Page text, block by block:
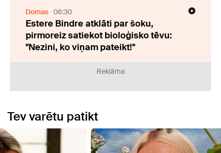
Domas 06:30
Estere Bindre atklāti par šoku,
pirmoreiz satiekot bioloģisko tēvu:
"Nezini, ko viņam pateikt!"
Reklāma
Tev varētu patikt